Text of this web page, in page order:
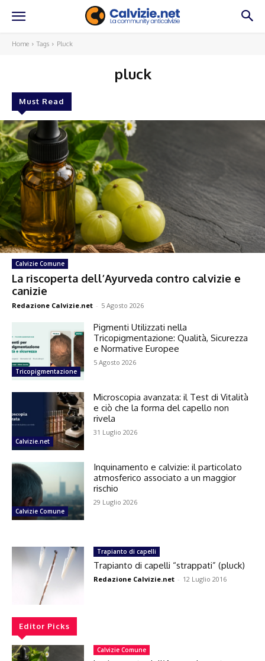
Home Tags Pluck
pluck
Must Read
Calvizie Comune
La riscoperta dell’Ayurveda contro calvizie e
canizie
Redazione Calvizie.net - 5 Agosto 2026
Tricopigmentazione
Pigmenti Utilizzati nella
Tricopigmentazione: Qualità, Sicurezza
e Normative Europee
5 Agosto 2026
Calvizie.net
Microscopia avanzata: il Test di Vitalità
e ciò che la forma del capello non
rivela
31 Luglio 2026
Calvizie Comune
Inquinamento e calvizie: il particolato
atmosferico associato a un maggior
rischio
29 Luglio 2026
Trapianto di capelli
Trapianto di capelli “strappati” (pluck)
Redazione Calvizie.net - 12 Luglio 2016
Editor Picks
Calvizie Comune